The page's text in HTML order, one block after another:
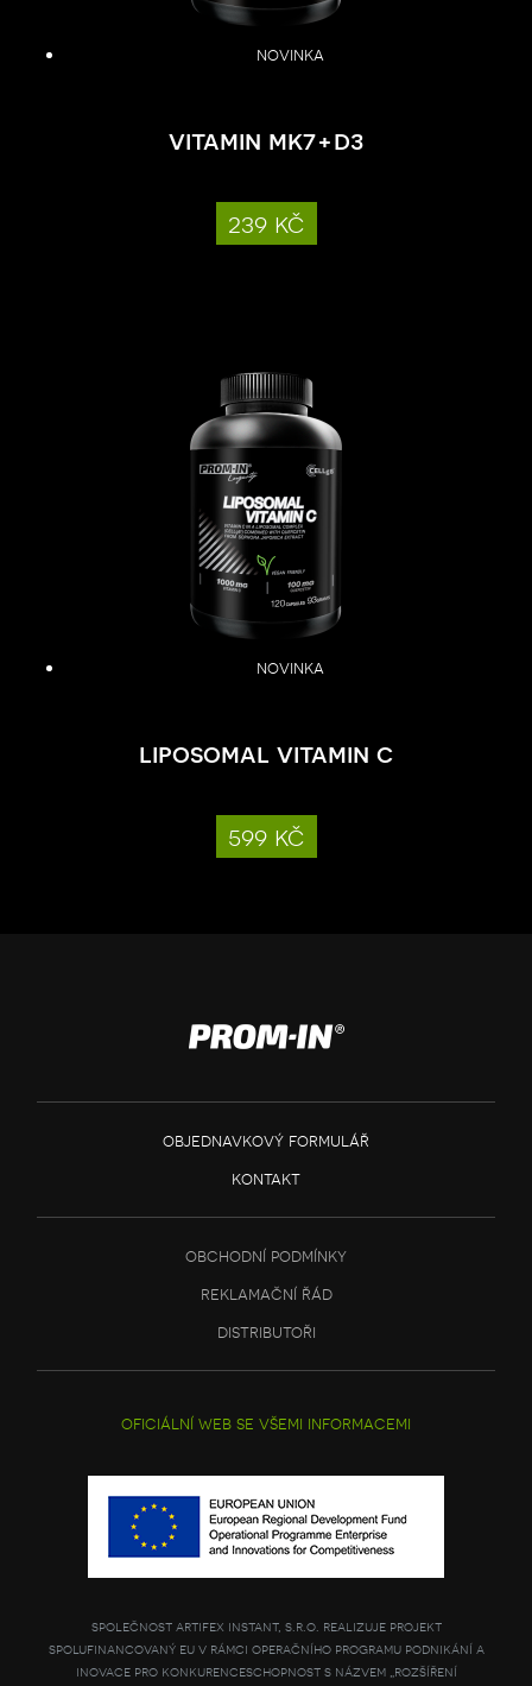
novinka
vitamin mk7+d3
239 kč
novinka
liposomal vitamin c
599 kč
objednavkový formulář
kontakt
obchodní podmínky
reklamační řád
distributoři
oficiální web se všemi informacemi
společnost artifex instant, s.r.o. realizuje projekt
spolufinancovaný eu v rámci operačního programu podnikání a
inovace pro konkurenceschopnost s názvem „rozšíření